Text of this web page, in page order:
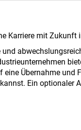
Karriere mit Zukunft
Übernahme und
Ein optionaler